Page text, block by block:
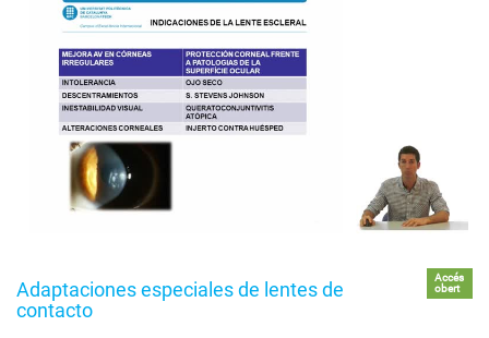
Adaptaciones especiales de lentes de
contacto
Accés
obert